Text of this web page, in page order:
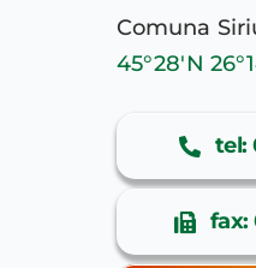
Comuna
45°28′N
tel:
fax: